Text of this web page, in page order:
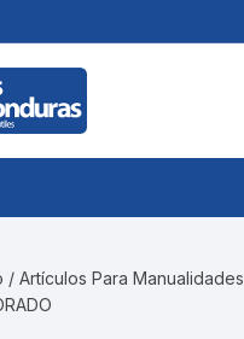
/Artículos Para Manualidades